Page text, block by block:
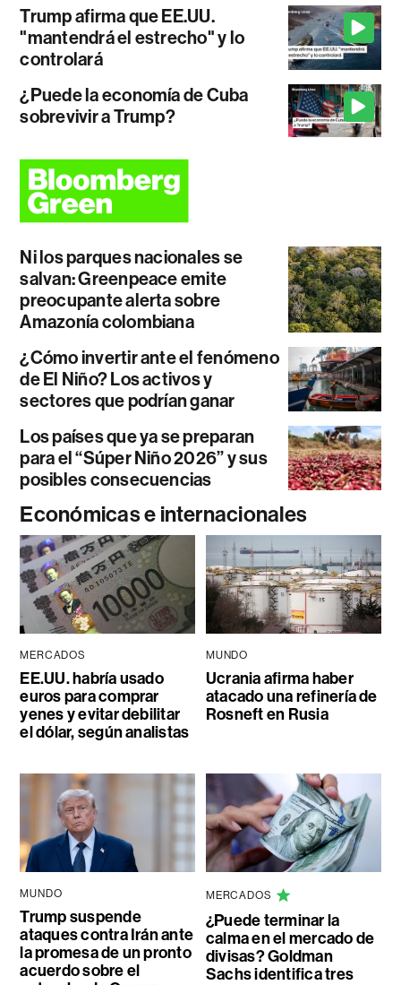
Trump afirma que EE.UU.
"mantendrá el estrecho" y lo
controlará
¿Puede la economía de Cuba
sobrevivir a Trump?
Ni los parques nacionales se
salvan: Greenpeace emite
preocupante alerta sobre
Amazonía colombiana
¿Cómo invertir ante el fenómeno
de El Niño? Los activos y
sectores que podrían ganar
Los países que ya se preparan
para el “Súper Niño 2026” y sus
posibles consecuencias
Económicas e internacionales
MERCADOS
EE.UU. habría usado
euros para comprar
yenes y evitar debilitar
el dólar, según analistas
MUNDO
Ucrania afirma haber
atacado una refinería de
Rosneft en Rusia
MUNDO
Trump suspende
ataques contra Irán ante
la promesa de un pronto
acuerdo sobre el
MERCADOS
¿Puede terminar la
calma en el mercado de
divisas? Goldman
Sachs identifica tres